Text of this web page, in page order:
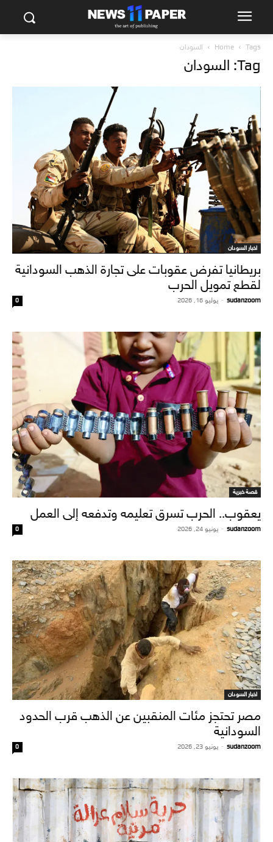
Home Tags السودان
Tag: السودان
اخبار السودان
بريطانيا تفرض عقوبات على تجارة الذهب السودانية
لقطع تمويل الحرب
sudanzoom
- يوليو 16, 2026 0
قصة خبرية
يعقوب.. الحرب تسرق تعليمه وتدفعه إلى العمل
sudanzoom
- يونيو 24, 2026 0
اخبار السودان
مصر تحتجز مئات المنقبين عن الذهب قرب الحدود
السودانية
sudanzoom
- يونيو 23, 2026 0